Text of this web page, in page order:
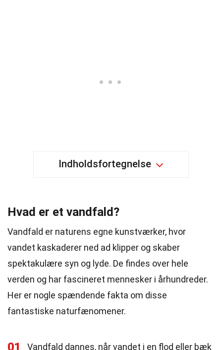
Indholdsfortegnelse
Hvad er et vandfald?
Vandfald er naturens egne kunstværker, hvor
vandet kaskaderer ned ad klipper og skaber
spektakulære syn og lyde. De findes over hele
verden og har fascineret mennesker i århundreder.
Her er nogle spændende fakta om disse
fantastiske naturfænomener.
01
Vandfald dannes, når vandet i en flod eller bæk